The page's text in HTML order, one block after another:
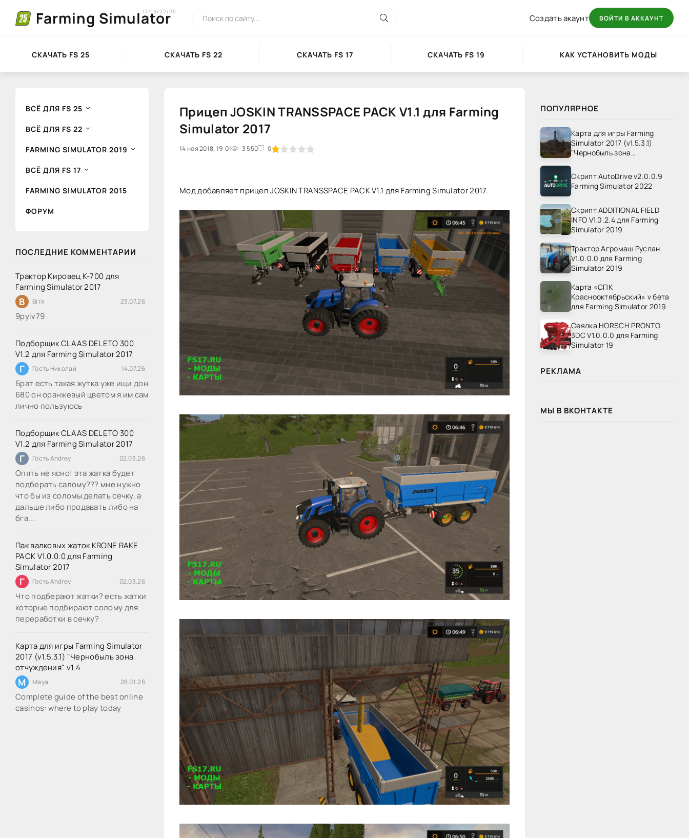
Farming Simulator
17/19/22/25
Создать акаунт ВОЙТИ В АККАУНТ
СКАЧАТЬ FS 25 СКАЧАТЬ FS 22 СКАЧАТЬ FS 17 СКАЧАТЬ FS 19 КАК УСТАНОВИТЬ МОДЫ
ВСЁ ДЛЯ FS 25
ВСЁ ДЛЯ FS 22
FARMING SIMULATOR 2019
ВСЁ ДЛЯ FS 17
FARMING SIMULATOR 2015
ФОРУМ
ПОСЛЕДНИЕ КОММЕНТАРИИ
Трактор Кировец К-700 для
Farming Simulator 2017
В Вітя 23.07.26
9руіv79
Подборщик CLAAS DELETO 300
V1.2 для Farming Simulator 2017
Г Гость Николай 14.07.26
Брат есть такая жутка уже ищи дон
680 он оранжевый цветом я им сам
лично пользуюсь
Подборщик CLAAS DELETO 300
V1.2 для Farming Simulator 2017
Г Гость Andrey 02.03.26
Опять не ясно! эта жатка будет
подберать салому??? мне нужно
что бы из соломы делать сечку, а
дальше либо продавать либо на
бга...
Пак валковых жаток KRONE RAKE
PACK V1.0.0.0 для Farming
Simulator 2017
Г Гость Andrey 02.03.26
Что подберают жатки? есть жатки
которые подбирают солому для
переработки в сечку?
Карта для игры Farming Simulator
2017 (v1.5.3.1) "Чернобыль зона
отчуждения" v1.4
M Maya 28.01.26
Complete guide of the best online
casinos: where to play today
Прицеп JOSKIN TRANSSPACE PACK V1.1 для Farming
Simulator 2017
14 ноя 2018, 19:01 3 550 0
1 2 3 4 5
Мод добавляет прицеп JOSKIN TRANSSPACE PACK V1.1 для Farming Simulator 2017.
ПОПУЛЯРНОЕ
Карта для игры Farming
Simulator 2017 (v1.5.3.1)
"Чернобыль зона
Скрипт AutoDrive v2.0.0.9
Farming Simulator 2022
Скрипт ADDITIONAL FIELD
INFO V1.0.2.4 для Farming
Simulator 2019
Трактор Агромаш Руслан
V1.0.0.0 для Farming
Simulator 2019
Карта «СПК
Краснооктябрьский» v бета
для Farming Simulator 2019
Сеялка HORSCH PRONTO
3DC V1.0.0.0 для Farming
Simulator 19
РЕКЛАМА
МЫ В ВКОНТАКТЕ